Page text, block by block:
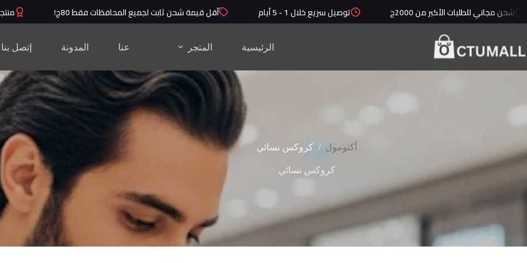
إلىشحن مجاني للطلبات الأكبر من 2000ج توصيل سريع خلال 1 - 5 أيام أقل قيمة شحن ثابت لجميع المحافظات فقط 80ج!
الرئيسية المتجر عنا المدونة إتصل بنا
أكتومول / كروكس نسائي
كروكس نسائي